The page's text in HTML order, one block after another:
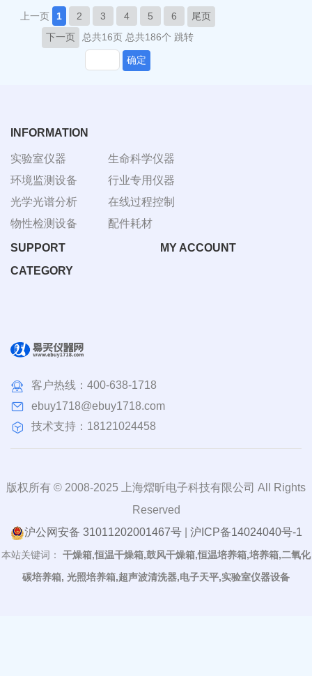
上一页 1 2 3 4 5 6
尾页
下一页
总共16页 总共186个 跳转
确定
INFORMATION
实验室仪器
环境监测设备
光学光谱分析
物性检测设备
生命科学仪器
行业专用仪器
在线过程控制
配件耗材
SUPPORT
MY ACCOUNT
CATEGORY
客户热线： 400-638-1718
ebuy1718@ebuy1718.com
技术支持：18121024458
版权所有 © 2008-2025 上海熠昕电子科技有限公司 All Rights
Reserved
沪公网安备 31011202001467号| 沪ICP备14024040号-1
本站关键词：
干燥箱,恒温干燥箱,鼓风干燥箱,恒温培养箱,培养箱,二氧化
碳培养箱, 光照培养箱,超声波清洗器,电子天平,实验室仪器设备